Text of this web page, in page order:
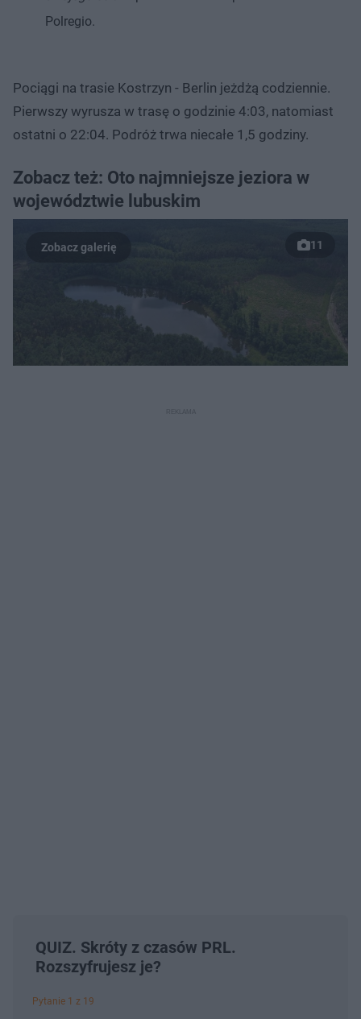
Polregio.
Pociągi na trasie Kostrzyn - Berlin jeżdżą codziennie.
Pierwszy wyrusza w trasę o godzinie 4:03, natomiast
ostatni o 22:04. Podróż trwa niecałe 1,5 godziny.
Zobacz też: Oto najmniejsze jeziora w
województwie lubuskim
11
QUIZ. Skróty z czasów PRL.
Rozszyfrujesz je?
Pytanie 1 z 19